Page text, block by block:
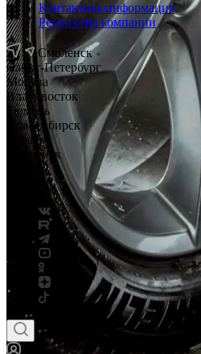
Контактная информация
Реквизиты компании
Смоленск
Санкт-Петербург
Москва
Владивосток
Тюмень
Новосибирск
Саратов
Смоленск
Россия
Беларусь